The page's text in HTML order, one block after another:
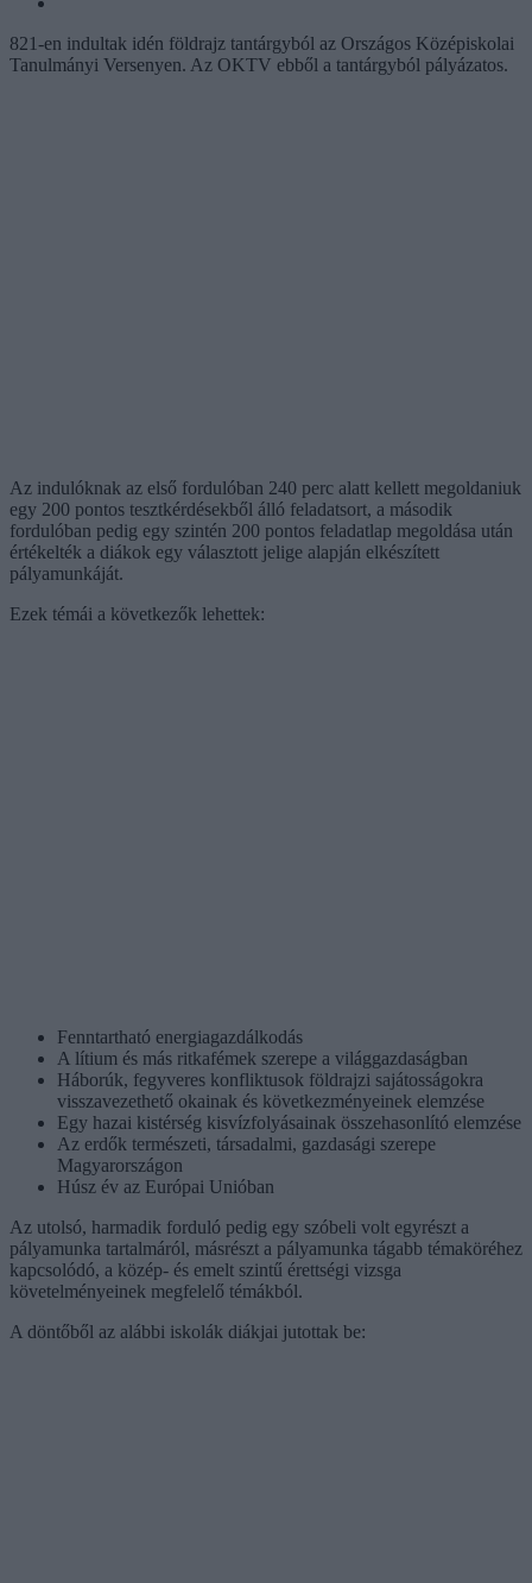
821-en indultak idén földrajz tantárgyból az Országos Középiskolai
Tanulmányi Versenyen. Az OKTV ebből a tantárgyból pályázatos.
Az indulóknak az első fordulóban 240 perc alatt kellett megoldaniuk
egy 200 pontos tesztkérdésekből álló feladatsort, a második
fordulóban pedig egy szintén 200 pontos feladatlap megoldása után
értékelték a diákok egy választott jelige alapján elkészített
pályamunkáját.
Ezek témái a következők lehettek:
Fenntartható energiagazdálkodás
A lítium és más ritkafémek szerepe a világgazdaságban
Háborúk, fegyveres konfliktusok földrajzi sajátosságokra
visszavezethető okainak és következményeinek elemzése
Egy hazai kistérség kisvízfolyásainak összehasonlító elemzése
Az erdők természeti, társadalmi, gazdasági szerepe
Magyarországon
Húsz év az Európai Unióban
Az utolsó, harmadik forduló pedig egy szóbeli volt egyrészt a
pályamunka tartalmáról, másrészt a pályamunka tágabb témaköréhez
kapcsolódó, a közép- és emelt szintű érettségi vizsga
követelményeinek megfelelő témákból.
A döntőből az alábbi iskolák diákjai jutottak be: